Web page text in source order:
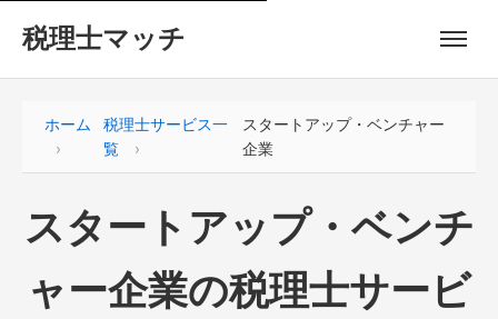
税理士マッチ
ホーム
税理士サービス一
覧
スタートアップ・ベンチャー
企業
スタートアップ・ベンチ
ャー企業の税理士サービ